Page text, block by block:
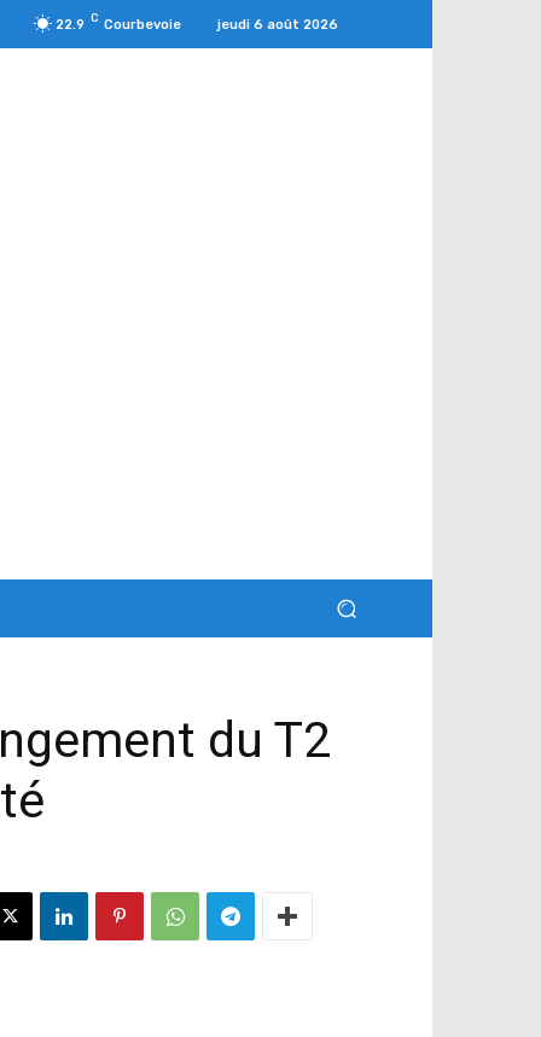
22.9 C Courbevoie jeudi 6 août 2026
du T2